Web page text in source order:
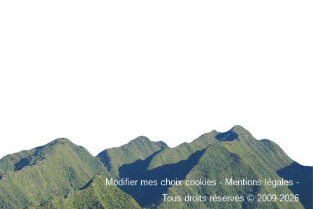
Modifier mes choix cookies-Mentions légales -
Tous droits réservés © 2009-2026